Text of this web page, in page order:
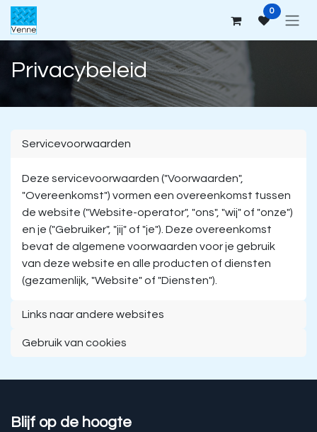
Overslaan naar inhoud 0
Privacybeleid
Servicevoorwaarden
Deze servicevoorwaarden ("Voorwaarden",
"Overeenkomst") vormen een overeenkomst tussen
de website ("Website-operator", "ons", "wij" of "onze")
en je ("Gebruiker", "jij" of "je"). Deze overeenkomst
bevat de algemene voorwaarden voor je gebruik
van deze website en alle producten of diensten
(gezamenlijk, "Website" of "Diensten").
Links naar andere websites
Gebruik van cookies
Blijf op de hoogte